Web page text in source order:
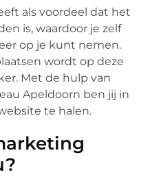
als voordeel dat het
is, waardoor je zelf
op je kunt nemen.
wordt op deze
Met de hulp van
Apeldoorn ben jij in
te halen.